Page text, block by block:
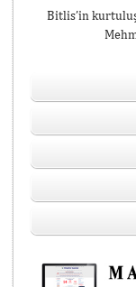
Bitlis’in